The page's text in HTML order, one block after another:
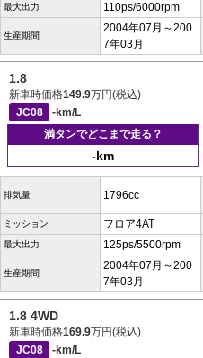
最大出力 110ps/6000rpm
生産期間
2004年07月～200
7年03月
1.8
新車時価格149.9万円(税込)
JC08
-km/L
満タンでどこまで走る？
-km
排気量 1796cc
ミッション フロア4AT
最大出力 125ps/5500rpm
生産期間
2004年07月～200
7年03月
1.8 4WD
新車時価格169.9万円(税込)
JC08
-km/L